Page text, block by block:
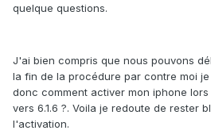
quelque questions.
J'ai bien compris que nous pouvons
la fin de la procédure par contre moi
donc comment activer mon iphone lors
vers 6.1.6 ?. Voila je redoute de rester
l'activation.